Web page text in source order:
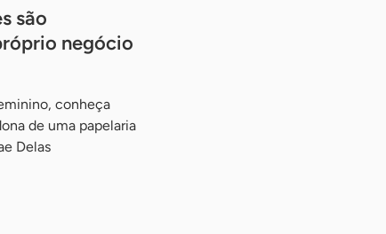
são
negócio
conheça
de uma papelaria
Delas